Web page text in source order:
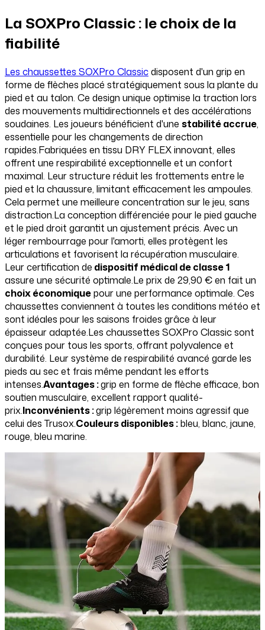
La SOXPro Classic : le choix de la
fiabilité
Les chaussettes SOXPro Classicdisposent d'un grip en
forme de flèches placé stratégiquement sous la plante du
pied et au talon. Ce design unique optimise la traction lors
des mouvements multidirectionnels et des accélérations
soudaines. Les joueurs bénéficient d'une stabilité accrue,
essentielle pour les changements de direction
rapides.Fabriquées en tissu DRY FLEX innovant, elles
offrent une respirabilité exceptionnelle et un confort
maximal. Leur structure réduit les frottements entre le
pied et la chaussure, limitant efficacement les ampoules.
Cela permet une meilleure concentration sur le jeu, sans
distraction.La conception différenciée pour le pied gauche
et le pied droit garantit un ajustement précis. Avec un
léger rembourrage pour l'amorti, elles protègent les
articulations et favorisent la récupération musculaire.
Leur certification de dispositif médical de classe 1
assure une sécurité optimale.Le prix de 29,90 € en fait un
choix économiquepour une performance optimale. Ces
chaussettes conviennent à toutes les conditions météo et
sont idéales pour les saisons froides grâce à leur
épaisseur adaptée.Les chaussettes SOXPro Classic sont
conçues pour tous les sports, offrant polyvalence et
durabilité. Leur système de respirabilité avancé garde les
pieds au sec et frais même pendant les efforts
intenses.Avantages :grip en forme de flèche efficace, bon
soutien musculaire, excellent rapport qualité-
prix.Inconvénients :grip légèrement moins agressif que
celui des Trusox.Couleurs disponibles :bleu, blanc, jaune,
rouge, bleu marine.